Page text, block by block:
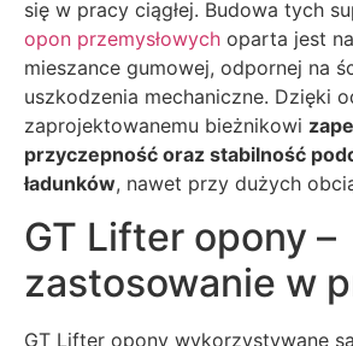
się w pracy ciągłej. Budowa tych
opon przemysłowych oparta jest
mieszance gumowej, odpornej na
uszkodzenia mechaniczne. Dzięki
zaprojektowanemu bieżnikowi
przyczepność oraz stabilność
ładunków, nawet przy dużych
GT Lifter opony –
zastosowanie w
GT Lifter opony wykorzystywane